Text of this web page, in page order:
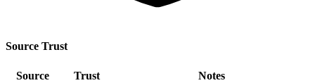
Source Trust
Source Trust
Notes